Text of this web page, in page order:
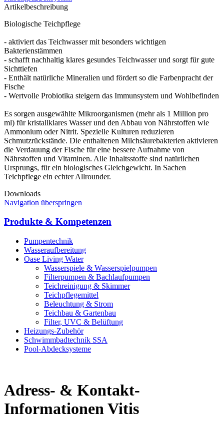
Artikelbeschreibung
Biologische Teichpflege
- aktiviert das Teichwasser mit besonders wichtigen
Bakterienstämmen
- schafft nachhaltig klares gesundes Teichwasser und sorgt für gute
Sichttiefen
- Enthält natürliche Mineralien und fördert so die Farbenpracht der
Fische
- Wertvolle Probiotika steigern das Immunsystem und Wohlbefinden
Es sorgen ausgewählte Mikroorganismen (mehr als 1 Million pro
ml) für kristallklares Wasser und den Abbau von Nährstoffen wie
Ammonium oder Nitrit. Spezielle Kulturen reduzieren
Schmutzrückstände. Die enthaltenen Milchsäurebakterien aktivieren
die Verdauung der Fische für eine bessere Aufnahme von
Nährstoffen und Vitaminen. Alle Inhaltsstoffe sind natürlichen
Ursprungs, für ein biologisches Gleichgewicht. In Sachen
Downloads
Navigation überspringen
Produkte & Kompetenzen
Pumpentechnik
Wasseraufbereitung
Oase Living Water
Wasserspiele & Wasserspielpumpen
Filterpumpen & Bachlaufpumpen
Teichreinigung & Skimmer
Teichpflegemittel
Beleuchtung & Strom
Teichbau & Gartenbau
Filter, UVC & Belüftung
Heizungs-Zubehör
Schwimmbadtechnik SSA
Pool-Abdecksysteme
Adress- & Kontakt-
Informationen Vitis